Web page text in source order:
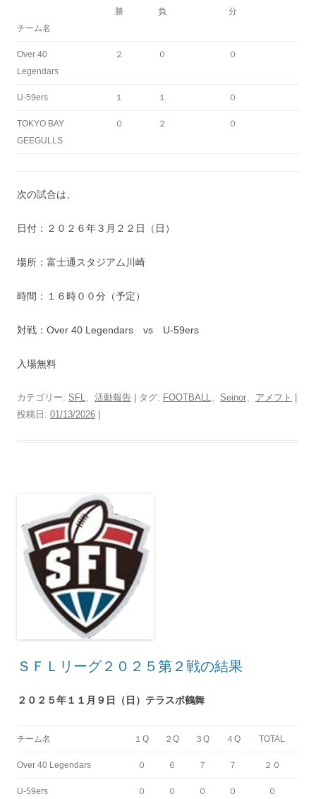
チーム名
勝 負 分
Over 40
Legendars
２ ０ ０
U-59ers １ １ ０
TOKYO BAY
GEEGULLS
０ ２ ０
次の試合は、
日付：２０２６年３月２２日（日）
場所：富士通スタジアム川崎
時間：１６時００分（予定）
対戦：Over 40 Legendars vs U-59ers
入場無料
カテゴリー: SFL、 活動報告 | タグ: FOOTBALL、 Seinor、 アメフト
投稿日: 01/13/2026
ＳＦＬリーグ２０２５第２戦の結果
２０２５年１１月９日（日）テラスポ鶴舞
チーム名 １Q ２Q ３Q ４Q TOTAL
Over 40 Legendars ０ ６ ７ ７ ２０
U-59ers ０ ０ ０ ０ ０